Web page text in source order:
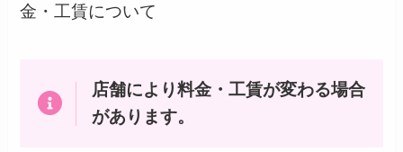
金・工賃について
店舗により料金・工賃が変わる場合
があります。